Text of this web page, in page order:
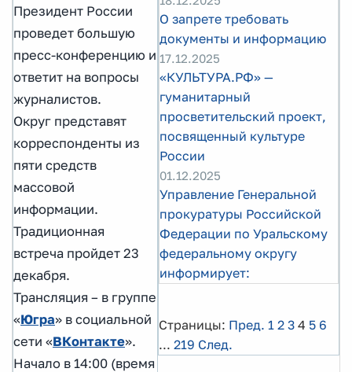
Президент России
проведет большую
пресс-конференцию и
ответит на вопросы
журналистов.
Округ представят
корреспонденты из
пяти средств
массовой
информации.
Традиционная
встреча пройдет 23
декабря.
Трансляция – в группе
«Югра» в социальной
сети «ВКонтакте».
Начало в 14:00 (время
О запрете требовать
документы и информацию
17.12.2025
«КУЛЬТУРА.РФ» —
гуманитарный
просветительский проект,
посвященный культуре
России
01.12.2025
Управление Генеральной
прокуратуры Российской
Федерации по Уральскому
федеральному округу
информирует:
Страницы: Пред. 1 2 3 4 5 6
... 219 След.